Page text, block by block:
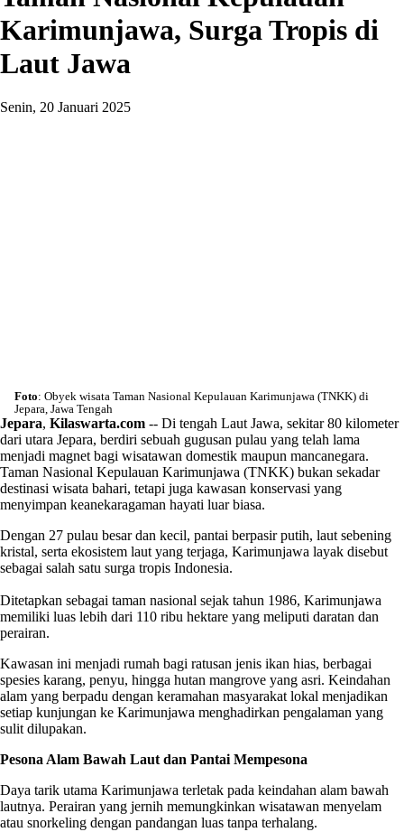
Karimunjawa, Surga Tropis di
Laut Jawa
Senin, 20 Januari 2025
Foto: Obyek wisata Taman Nasional Kepulauan Karimunjawa (TNKK) di
Jepara, Jawa Tengah
Jepara, Kilaswarta.com -- Di tengah Laut Jawa, sekitar 80 kilometer
dari utara Jepara, berdiri sebuah gugusan pulau yang telah lama
menjadi magnet bagi wisatawan domestik maupun mancanegara.
Taman Nasional Kepulauan Karimunjawa (TNKK) bukan sekadar
destinasi wisata bahari, tetapi juga kawasan konservasi yang
menyimpan keanekaragaman hayati luar biasa.
Dengan 27 pulau besar dan kecil, pantai berpasir putih, laut sebening
kristal, serta ekosistem laut yang terjaga, Karimunjawa layak disebut
sebagai salah satu surga tropis Indonesia.
Ditetapkan sebagai taman nasional sejak tahun 1986, Karimunjawa
memiliki luas lebih dari 110 ribu hektare yang meliputi daratan dan
perairan.
Kawasan ini menjadi rumah bagi ratusan jenis ikan hias, berbagai
spesies karang, penyu, hingga hutan mangrove yang asri. Keindahan
alam yang berpadu dengan keramahan masyarakat lokal menjadikan
setiap kunjungan ke Karimunjawa menghadirkan pengalaman yang
sulit dilupakan.
Pesona Alam Bawah Laut dan Pantai Mempesona
Daya tarik utama Karimunjawa terletak pada keindahan alam bawah
lautnya. Perairan yang jernih memungkinkan wisatawan menyelam
atau snorkeling dengan pandangan luas tanpa terhalang.